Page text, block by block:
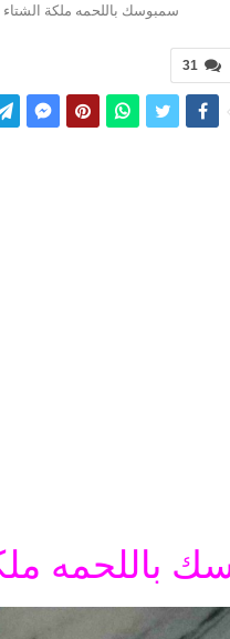
سمبوسك باللحمه ملكة الشتاء
31
باللحمه